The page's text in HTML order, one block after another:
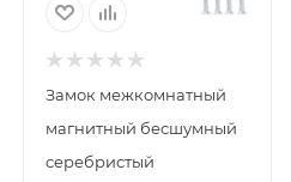
Замок межкомнатный
магнитный бесшумный
серебристый